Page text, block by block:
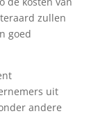
zullen
goed
uit
andere